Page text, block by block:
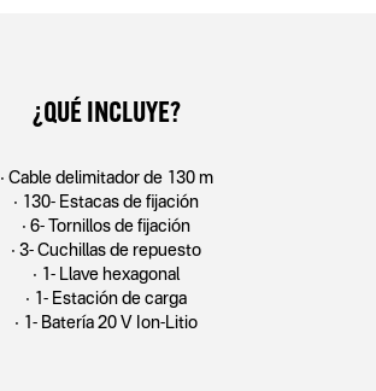
¿QUÉ INCLUYE?
• Cable delimitador de 130 m
• 130- Estacas de ﬁjación
• 6- Tornillos de ﬁjación
• 3- Cuchillas de repuesto
• 1- Llave hexagonal
• 1- Estación de carga
• 1- Batería 20 V Ion-Litio